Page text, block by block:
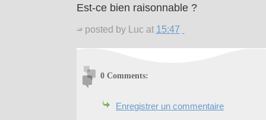
Est-ce bien raisonnable ?
posted by Luc at 15:47
0 Comments:
Enregistrer un commentaire